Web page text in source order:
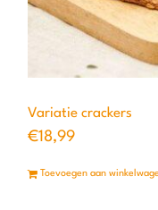
Variatie crackers
€18,99
Toevoegen aan